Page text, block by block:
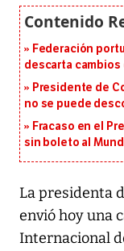
Federación
descarta cambios
Presidente de
no se puede
Fracaso en el
sin boleto al
La presidenta
envió hoy una
Internacional